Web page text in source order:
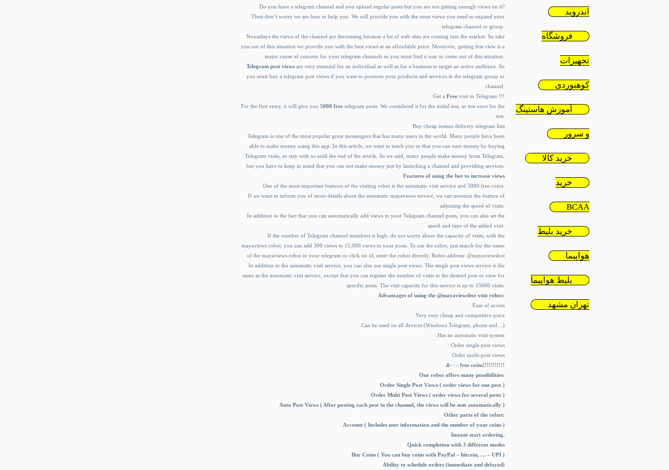
Do you have a telegram channel and you upload regular posts but you are not getting enough views on it?
Then don’t worry we are here to help you. We will provide you with the most views you need to expand your
telegram channel or group.
Nowadays the views of the channel are decreasing because a lot of web sites are coming into the market. So take
you out of this situation we provide you with the best views at an affordable price. Moreover, getting less view is a
major cause of concern for your telegram channels so you must find a way to come out of this situation.
Telegram post views are very essential for an individual as well as for a business to target an active audience. So
you must buy a telegram post views if you want to promote your products and services in the telegram group or
channel.
Get a Free visit to Telegram !!!
For the first entry, it will give you 5000 free telegram posts. We considered it for the initial test, so test once for the
test.
Buy cheap instant delivery telegram hits
Telegram is one of the most popular great messengers that has many users in the world. Many people have been
able to make money using this app. In this article, we want to teach you so that you can earn money by buying
Telegram visits, so stay with us until the end of the article. As we said, many people make money from Telegram,
but you have to keep in mind that you can not make money just by launching a channel and providing services.
Features of using the bot to increase views
One of the most important features of the visiting robot is the automatic visit service and 5000 free coins.
If we want to inform you of more details about the automatic mayaviews service, we can mention the feature of
adjusting the speed of visits.
In addition to the fact that you can automatically add views to your Telegram channel posts, you can also set the
speed and time of the added visit.
If the number of Telegram channel members is high, do not worry about the capacity of visits, with the
mayaviews robot, you can add 300 views to 15,000 views to your posts. To use the robot, just search for the name
of the mayaviews robot in your telegram or click on id, enter the robot directly. Robot address: @mayaviewsbot
In addition to the automatic visit service, you can also use single post views. The single post views service is the
same as the automatic visit service, except that you can register the number of visits to the desired post or view for
specific posts. The visit capacity for this service is up to 15000 visits.
Advantages of using the @mayaviewsbot visit robot:
.Ease of access
.Very very cheap and competitive price
.Can be used on all devices (Windows Telegram, phone and…)
.Has an automatic visit system
.Order single post views
.Order multi-post views
.۵۰۰۰ free coins!!!!!!!!!!!
Our robot offers many possibilities:
Order Single Post Views ( order views for one post )
Order Multi Post Views ( order views for several posts )
Auto Post Views ( After posting each post in the channel, the views will be sent automatically )
Other parts of the robot:
Account ( Includes user information and the number of your coins )
Instant start ordering.
Quick completion with 3 different modes
Buy Coins ( You can buy coins with PayPal – bitcoin, … – UPI )
Ability to schedule orders (immediate and delayed)
اندروید
فروشگاه
تجهیزات
کوهنوردی
آموزش هاستینگ
و سرور
خرید کالا
خرید
BCAA
خرید بلیط
هواپیما
بلیط هواپیما
تهران مشهد